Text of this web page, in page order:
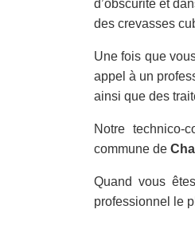
d’obscurité et
des crevasses
Une fois que
appel à un
ainsi que des
Notre technico-
commune de
Quand vous
professionnel le